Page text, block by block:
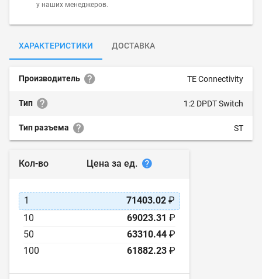
у наших менеджеров.
ХАРАКТЕРИСТИКИ ДОСТАВКА
Производитель TE Connectivity
Тип 1:2 DPDT Switch
Тип разъема ST
Кол-во Цена за ед.
1 71403.02 ₽
10
69023.31 ₽
50
63310.44 ₽
100
61882.23 ₽